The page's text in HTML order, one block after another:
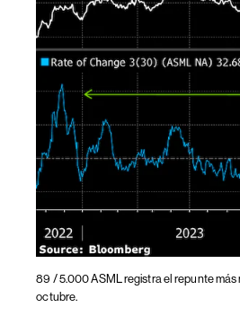
89 / 5.000 ASML registra el repunte más
octubre.